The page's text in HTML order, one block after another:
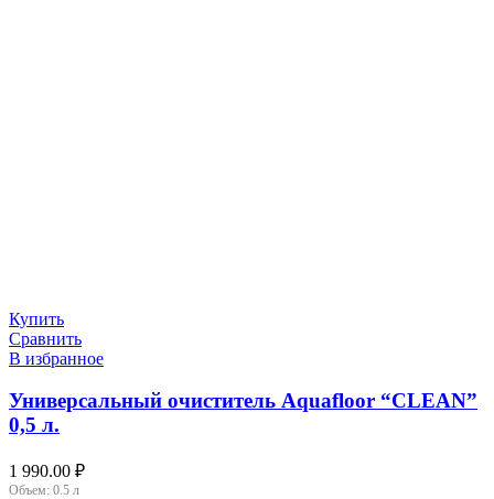
Купить
Сравнить
В избранное
Универсальный очиститель Aquafloor “CLEAN”
0,5 л.
1 990.00 ₽
Объем: 0.5 л